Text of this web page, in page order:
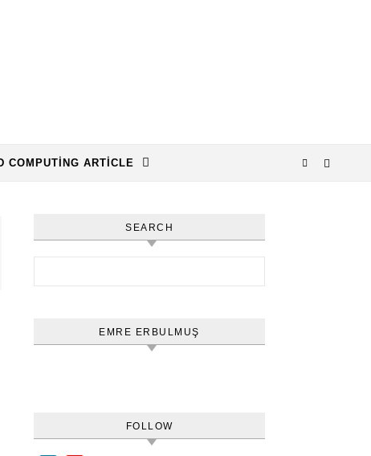
COMPUTING ARTICLE
SEARCH
EMRE ERBULMUŞ
FOLLOW